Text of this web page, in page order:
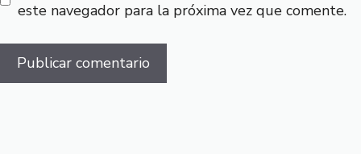
este navegador para la próxima vez que comente.